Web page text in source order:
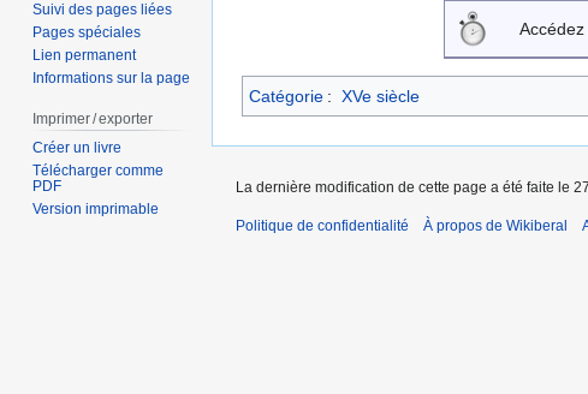
Catégorie : XVe siècle
Suivi des pages liées
Pages spéciales
Lien permanent
Informations sur la page
Imprimer / exporter
Créer un livre
Télécharger comme
PDF
Version imprimable
La dernière modification de cette page a été faite le
Politique de confidentialité À propos de Wikiberal